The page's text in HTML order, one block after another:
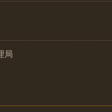
局